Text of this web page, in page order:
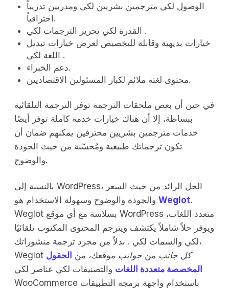
الوصول لكي مترجمين بشريين لكي ومدربين تدريباً
احترافياً.
القدرة لكي تحرير الترجمات لكي .
خيارات بديهية وقابلة للتخصيص لعرض خيارات تبديل
اللغة لكي .
دعم الخبراء.
محتوى لغته ملائم لكبار المسئولين الاقتصاديين.
في حين أن بعض ملحقات الترجمة توفر الترجمة التلقائية
ببساطة، إلا أن هناك خيارات خدمة كاملة توفر أيضًا
خدمات مترجمين بشريين محترفين يمكنهم ضمان أن
تكون ترجماتك طبيعية ومُحسّنة من حيث الجودة
والوضوح.
بالنسبة إلى WordPress، الحل الرائد من حيث السعر
Weglot.
Weglot بسلاسة مع أي موقع WordPress متعدد اللغات،
ويوفر حلاً شاملاً يكتشف ويترجم المحتوى المكتوب تلقائيًا
لكي والسمات لكي . بدلاً من مجرد ترجمة منشوراتك،
Weglot
كل جانب من جوانب موقعك، من الحقول
المخصصة متعددة اللغات والتصنيفات لكي عناصر لكي
WooCommerce باستخدام واجهة برمجة التطبيقات